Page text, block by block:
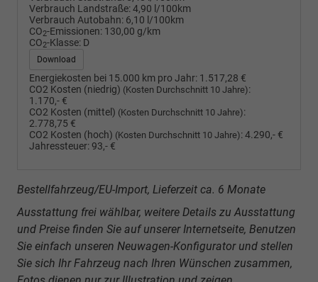
Verbrauch Landstraße:4,90 l/100km
Verbrauch Autobahn: 6,10 l/100km
CO2-Emissionen: 130,00 g/km
CO2-Klasse: D
Download
Energiekosten bei 15.000 km pro Jahr: 1.517,28 €
CO2 Kosten (niedrig) (Kosten Durchschnitt 10 Jahre):
1.170,- €
CO2 Kosten (mittel) (Kosten Durchschnitt 10 Jahre):
2.778,75 €
CO2 Kosten (hoch) (Kosten Durchschnitt 10 Jahre):4.290,- €
Jahressteuer: 93,- €
Bestellfahrzeug/EU-Import, Lieferzeit ca. 6 Monate
Ausstattung frei wählbar, weitere Details zu Ausstattung
und Preise finden Sie auf unserer Internetseite, Benutzen
Sie einfach unseren Neuwagen-Konfigurator und stellen
Sie sich Ihr Fahrzeug nach Ihren Wünschen zusammen,